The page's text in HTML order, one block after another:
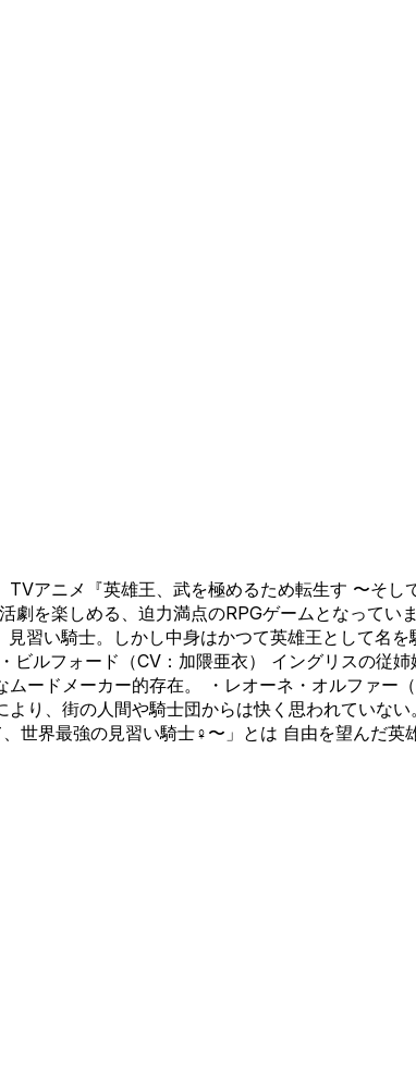
アニメ『英雄王、武を極めるため転生す 〜そ
劇を楽しめる、迫力満点のRPGゲームとなって
習い騎士。しかし中身はかつて英雄王として名
ルフォード（CV：加隈亜衣） イングリスの従
ードメーカー的存在。 ・レオーネ・オルファー
り、街の人間や騎士団からは快く思われていな
世界最強の見習い騎士♀〜」とは 自由を望んだ